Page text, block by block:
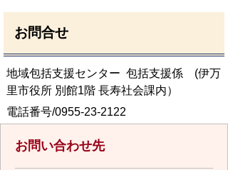
お問合せ
地域包括支援センター 包括支援係 (伊万
里市役所 別館1階 長寿社会課内）
電話番号/0955-23-2122
お問い合わせ先